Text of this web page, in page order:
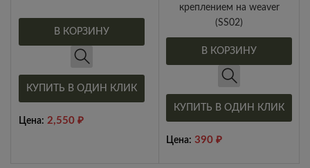
В КОРЗИНУ
КУПИТЬ В ОДИН КЛИК
Цена: 2,550 ₽
креплением на weaver
(SS02)
В КОРЗИНУ
КУПИТЬ В ОДИН КЛИК
Цена: 390 ₽